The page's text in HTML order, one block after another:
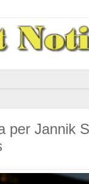
per Jannik